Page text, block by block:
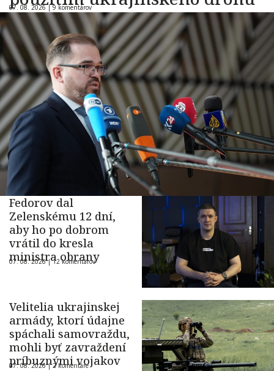
07. 08. 2026 |9 komentárov
Fedorov dal
Zelenskému 12 dní,
aby ho po dobrom
vrátil do kresla
ministra obrany
07. 08. 2026 |12 komentárov
Velitelia ukrajinskej
armády, ktorí údajne
spáchali samovraždu,
mohli byť zavraždení
príbuznými vojakov
07. 08. 2026 |2 komentáre